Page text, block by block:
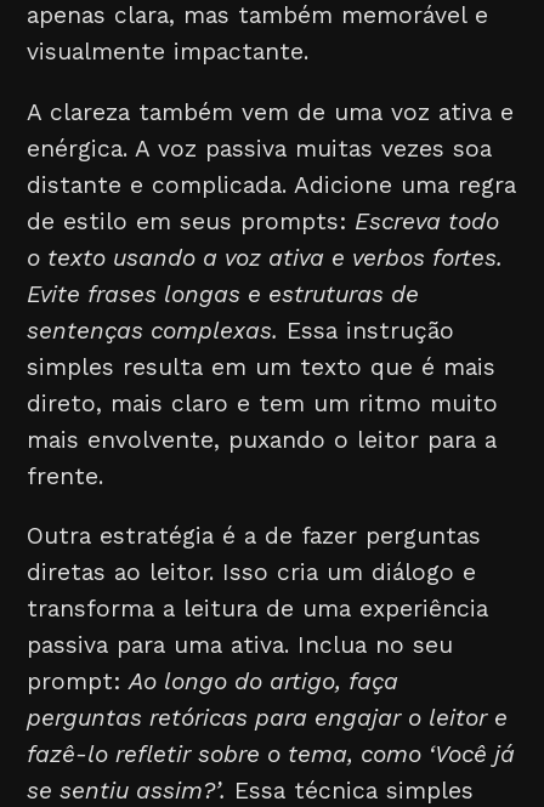
apenas clara, mas também memorável e
visualmente impactante.
A clareza também vem de uma voz ativa e
enérgica. A voz passiva muitas vezes soa
distante e complicada. Adicione uma regra
de estilo em seus prompts: Escreva todo
o texto usando a voz ativa e verbos fortes.
Evite frases longas e estruturas de
sentenças complexas. Essa instrução
simples resulta em um texto que é mais
direto, mais claro e tem um ritmo muito
mais envolvente, puxando o leitor para a
frente.
Outra estratégia é a de fazer perguntas
diretas ao leitor. Isso cria um diálogo e
transforma a leitura de uma experiência
passiva para uma ativa. Inclua no seu
prompt:Ao longo do artigo, faça
perguntas retóricas para engajar o leitor e
fazê-lo refletir sobre o tema, como ‘Você já
se sentiu assim?’. Essa técnica simples